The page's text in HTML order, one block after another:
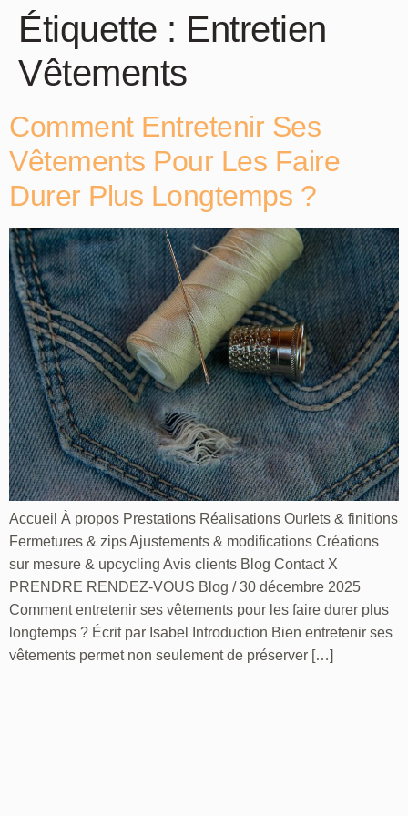
Étiquette : Entretien
Vêtements
Comment Entretenir Ses
Vêtements Pour Les Faire
Durer Plus Longtemps ?
Accueil À propos Prestations Réalisations Ourlets & finitions
Fermetures & zips Ajustements & modifications Créations
sur mesure & upcycling Avis clients Blog Contact X
PRENDRE RENDEZ-VOUS Blog / 30 décembre 2025
Comment entretenir ses vêtements pour les faire durer plus
longtemps ? Écrit par Isabel Introduction Bien entretenir ses
vêtements permet non seulement de préserver […]